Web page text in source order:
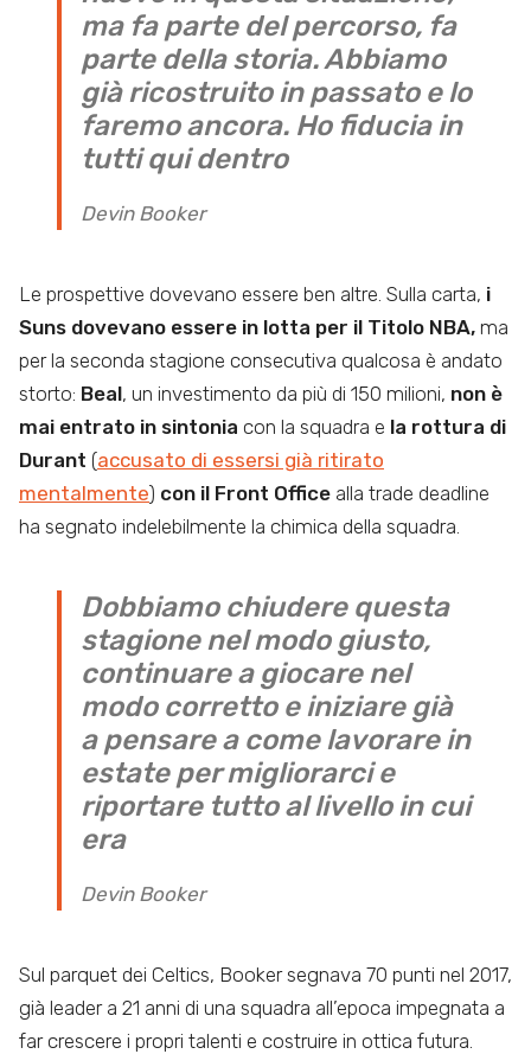
ma fa parte del percorso, fa
parte della storia. Abbiamo
già ricostruito in passato e lo
faremo ancora. Ho fiducia in
tutti qui dentro
Devin Booker
Le prospettive dovevano essere ben altre. Sulla carta, i
Suns dovevano essere in lotta per il Titolo NBA, ma
per la seconda stagione consecutiva qualcosa è andato
storto: Beal, un investimento da più di 150 milioni, non è
mai entrato in sintonia con la squadra e la rottura di
Durant (accusato di essersi già ritirato
mentalmente) con il Front Office alla trade deadline
ha segnato indelebilmente la chimica della squadra.
Dobbiamo chiudere questa
stagione nel modo giusto,
continuare a giocare nel
modo corretto e iniziare già
a pensare a come lavorare in
estate per migliorarci e
riportare tutto al livello in cui
era
Devin Booker
Sul parquet dei Celtics, Booker segnava 70 punti nel 2017,
già leader a 21 anni di una squadra all’epoca impegnata a
far crescere i propri talenti e costruire in ottica futura.